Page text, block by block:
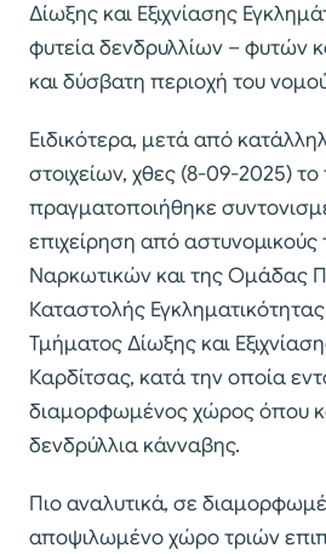
Δίωξης και Εξιχνίασης
φυτεία δενδρυλλίων – φυτών
και δύσβατη περιοχή του
Ειδικότερα, μετά από
στοιχείων, χθες (8-09-2025)
πραγματοποιήθηκε
επιχείρηση από
Ναρκωτικών και της Ομάδας
Καταστολής
Τμήματος Δίωξης και
Καρδίτσας, κατά την οποία
διαμορφωμένος χώρος όπου
δενδρύλλια κάνναβης.
Πιο αναλυτικά, σε
αποψιλωμένο χώρο τριών